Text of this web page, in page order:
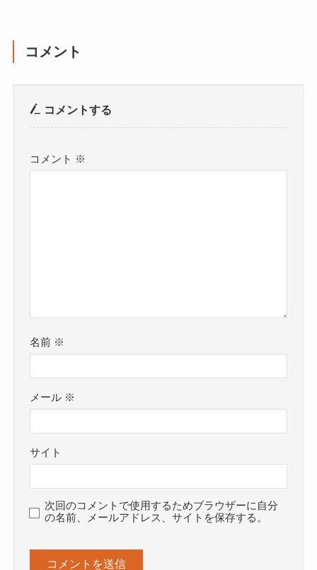
コメント
コメントする
コメント ※
名前 ※
メール ※
サイト
次回のコメントで使用するためブラウザーに自分
の名前、メールアドレス、サイトを保存する。